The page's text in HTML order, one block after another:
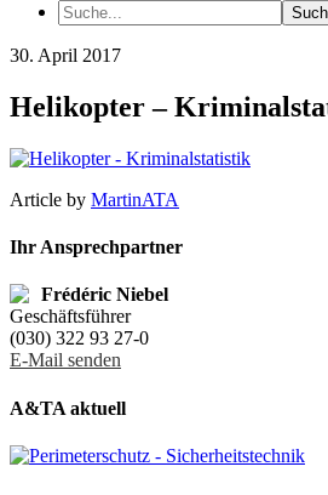
30. April 2017
Helikopter –
Article by MartinATA
Ihr Ansprechpartner
Frédéric Niebel
Geschäftsführer
(030) 322 93 27-0
E-Mail senden
A&TA aktuell